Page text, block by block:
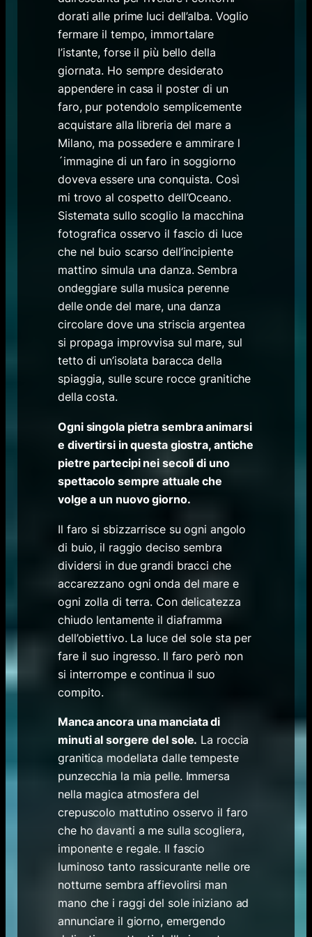
dorati alle prime luci dell’alba. Voglio
fermare il tempo, immortalare
l’istante, forse il più bello della
giornata. Ho sempre desiderato
appendere in casa il poster di un
faro, pur potendolo semplicemente
acquistare alla libreria del mare a
Milano, ma possedere e ammirare l
´immagine di un faro in soggiorno
doveva essere una conquista. Così
mi trovo al cospetto dell’Oceano.
Sistemata sullo scoglio la macchina
fotografica osservo il fascio di luce
che nel buio scarso dell’incipiente
mattino simula una danza. Sembra
ondeggiare sulla musica perenne
delle onde del mare, una danza
circolare dove una striscia argentea
si propaga improvvisa sul mare, sul
tetto di un’isolata baracca della
spiaggia, sulle scure rocce granitiche
della costa.
Ogni singola pietra sembra animarsi
e divertirsi in questa giostra, antiche
pietre partecipi nei secoli di uno
spettacolo sempre attuale che
volge a un nuovo giorno.
Il faro si sbizzarrisce su ogni angolo
di buio, il raggio deciso sembra
dividersi in due grandi bracci che
accarezzano ogni onda del mare e
ogni zolla di terra. Con delicatezza
chiudo lentamente il diaframma
dell’obiettivo. La luce del sole sta per
fare il suo ingresso. Il faro però non
si interrompe e continua il suo
compito.
Manca ancora una manciata di
minuti al sorgere del sole. La roccia
granitica modellata dalle tempeste
punzecchia la mia pelle. Immersa
nella magica atmosfera del
crepuscolo mattutino osservo il faro
che ho davanti a me sulla scogliera,
imponente e regale. Il fascio
luminoso tanto rassicurante nelle ore
notturne sembra affievolirsi man
mano che i raggi del sole iniziano ad
annunciare il giorno, emergendo